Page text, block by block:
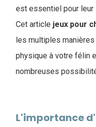
est essentiel pour leur
Cet article jeux pour
les multiples
physique à votre félin
nombreuses
L'importance